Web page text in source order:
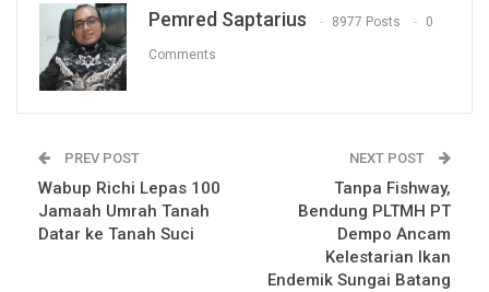
Pemred Saptarius 8977 Posts 0
Comments
PREV POST
Wabup Richi Lepas 100
Jamaah Umrah Tanah
Datar ke Tanah Suci
NEXT POST
Tanpa Fishway,
Bendung PLTMH PT
Dempo Ancam
Kelestarian Ikan
Endemik Sungai Batang